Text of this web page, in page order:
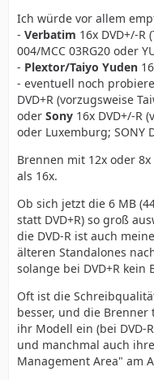
Ich würde vor allem
- Verbatim 16x DVD+/-R
004/MCC 03RG20 oder
- Plextor/Taiyo Yuden
- eventuell noch
DVD+R (vorzugsweise
oder Sony 16x DVD+/-R
oder Luxemburg; SONY
Brennen mit 12x oder
als 16x.
Ob sich jetzt die 6 MB
statt DVD+R) so groß
die DVD-R ist auch
älteren Standalones
solange bei DVD+R
Oft ist die
besser, und die Brenner
ihr Modell ein (bei
und manchmal auch
Management Area" am